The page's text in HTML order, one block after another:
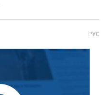
РУС